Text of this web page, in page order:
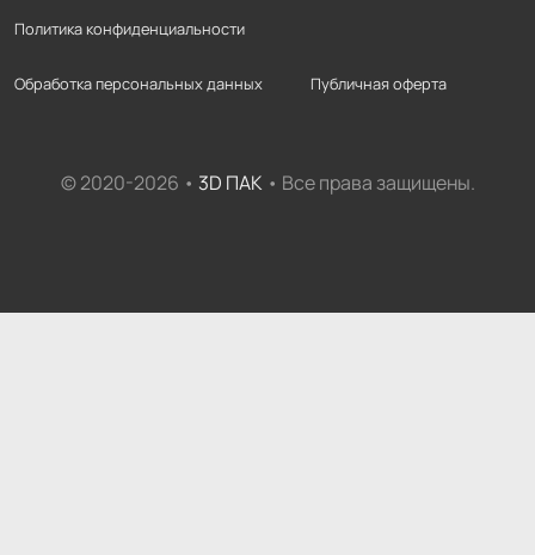
Политика конфиденциальности
Обработка персональных данных Публичная оферта
© 2020-2026 • 3D ПАК• Все права защищены.